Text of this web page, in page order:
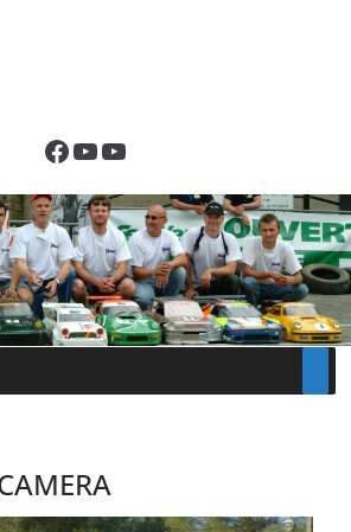
Facebook
YouTube
YouTube